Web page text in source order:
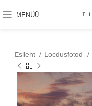
MENÜÜ
Esileht Loodusfotod